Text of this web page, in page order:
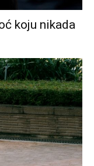
koju nikada